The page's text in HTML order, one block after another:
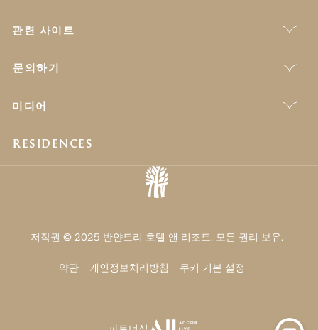
관련 사이트
문의하기
미디어
RESIDENCES
저작권 © 2025 반얀트리 호텔 앤 리조트. 모든 권리 보유.
약관 개인정보처리방침 쿠키 기본 설정